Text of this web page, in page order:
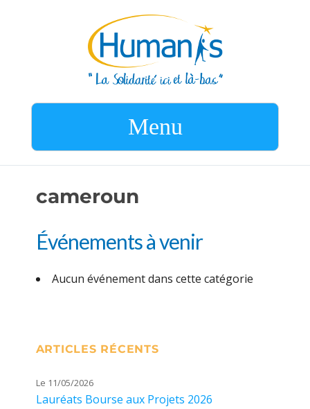
Menu
cameroun
Événements à venir
Aucun événement dans cette catégorie
ARTICLES RÉCENTS
Le 11/05/2026
Lauréats Bourse aux Projets 2026